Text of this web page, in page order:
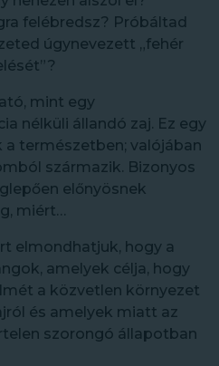
felébredsz? Próbáltad
úgynevezett „fehér
mint egy
nélküli állandó zaj. Ez egy
a természetben; valójában
származik. Bizonyos
előnyösnek
miért…
elmondhatjuk, hogy a
amelyek célja, hogy
a közvetlen környezet
és amelyek miatt az
szorongó állapotban